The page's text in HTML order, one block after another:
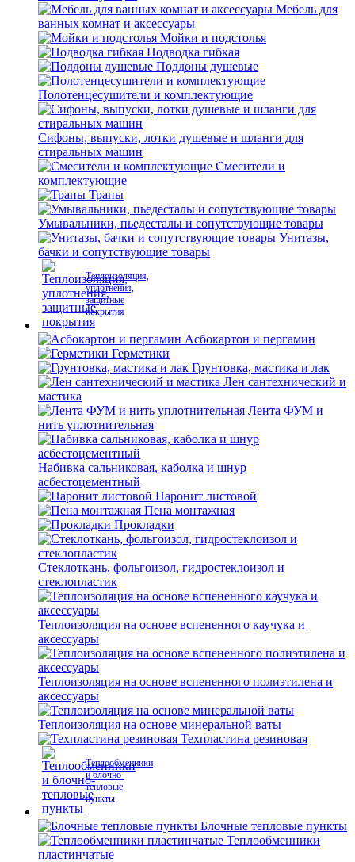
Мебель для
ванных комнат и аксессуары
Мойки и подстолья
Подводка гибкая
Поддоны душевые
Полотенцесушители и комплектующие
Сифоны, выпуски, лотки душевые и шланги для
стиральных машин
Смесители и
комплектующие
Трапы
Умывальники, пьедесталы и сопутствующие товары
Унитазы,
бачки и сопутствующие товары
Теплоизоляция,
уплотнения,
защитные
покрытия
Асбокартон и пергамин
Герметики
Грунтовка, мастика и лак
Лен сантехнический и
мастика
Лента ФУМ и
нить уплотнительная
Набивка сальниковая, каболка и шнур
асбестоцементный
Паронит листовой
Пена монтажная
Прокладки
Стеклоткань, фольгоизол, гидростеклоизол и
стеклопластик
Теплоизоляция на основе вспененного каучука и
аксессуары
Теплоизоляция на основе вспененного полиэтилена и
аксессуары
Теплоизоляция на основе минеральной ваты
Техпластина резиновая
Теплообменники
и блочно-
тепловые
пункты
Блочные тепловые пункты
Теплообменники
пластинчатые